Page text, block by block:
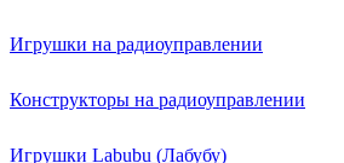
Игрушки на радиоуправлении
Конструкторы на радиоуправлении
Игрушки Labubu (Лабубу)